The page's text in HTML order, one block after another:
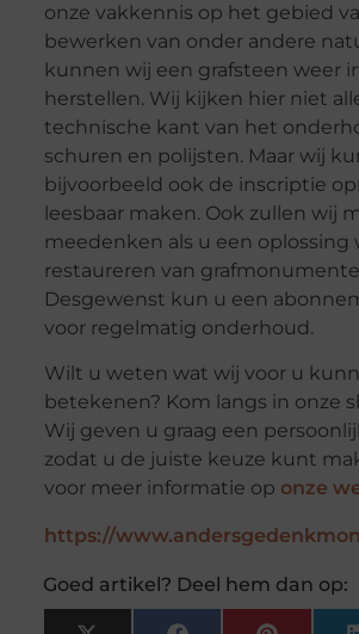
onze vakkennis op het gebied
bewerken van onder andere
kunnen wij een grafsteen weer
herstellen. Wij kijken hier niet
technische kant van het
schuren en polijsten. Maar wij
bijvoorbeeld ook de inscriptie
leesbaar maken. Ook zullen wij
meedenken als u een oplossing
restaureren van
Desgewenst kun u een
voor regelmatig onderhoud.
Wilt u weten wat wij voor u
betekenen? Kom langs in onze
Wij geven u graag een
zodat u de juiste keuze kunt
voor meer informatie op onze
https://
Goed artikel? Deel hem dan op: